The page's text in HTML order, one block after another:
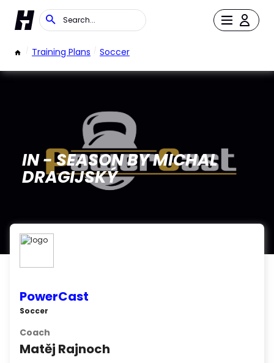
/ Training Plans / Soccer
IN - SEASON BY MICHAL
DRAGIJSKÝ
PowerCast
Soccer
Coach
Matěj Rajnoch